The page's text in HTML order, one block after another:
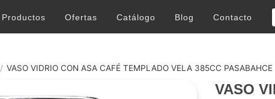
Productos Ofertas Catálogo Blog Contacto
/ VASO VIDRIO CON ASA CAFÉ TEMPLADO VELA 385CC PASABAHCE
VASO